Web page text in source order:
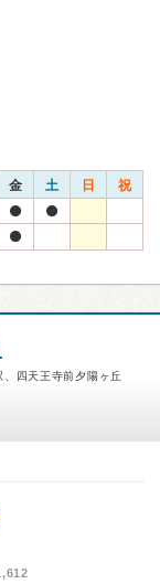
金 土 日 祝
四天王寺前夕陽ヶ丘